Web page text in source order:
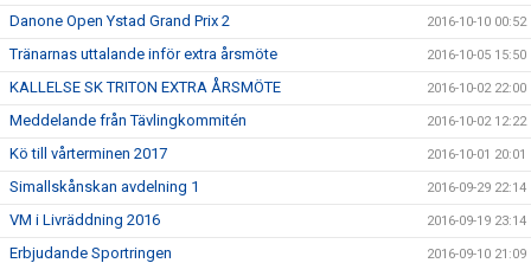
Danone Open Ystad Grand Prix 2 2016-10-10 00:52
Tränarnas uttalande inför extra årsmöte 2016-10-05 15:50
KALLELSE SK TRITON EXTRA ÅRSMÖTE 2016-10-02 22:00
Meddelande från Tävlingkommitén 2016-10-02 12:22
Kö till vårterminen 2017 2016-10-01 20:01
Simallskånskan avdelning 1 2016-09-29 22:14
VM i Livräddning 2016 2016-09-19 23:14
Erbjudande Sportringen 2016-09-10 21:09